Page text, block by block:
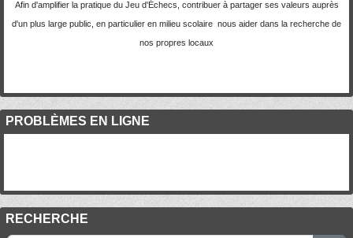
Afin d'amplifier la pratique du Jeu d'Échecs, contribuer à partager ses valeurs auprès
d'un plus large public, en particulier en milieu scolaire nous aider dans la recherche de
nos propres locaux
PROBLÈMES EN LIGNE
RECHERCHE